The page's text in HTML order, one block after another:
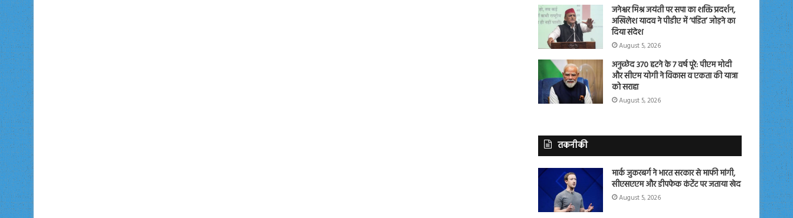
जनेश्वर मिश्र जयंती पर सपा का शक्ति प्रदर्शन,
अखिलेश यादव ने पीडीए में ‘पंडित’ जोड़ने का
दिया संदेश
August 5, 2026
अनुच्छेद 370 हटने के 7 वर्ष पूरे: पीएम मोदी
और सीएम योगी ने विकास व एकता की यात्रा
को सराहा
August 5, 2026
तकनीकी
मार्क जुकरबर्ग ने भारत सरकार से माफी मांगी,
सीएसएएम और डीपफेक कंटेंट पर जताया खेद
August 5, 2026